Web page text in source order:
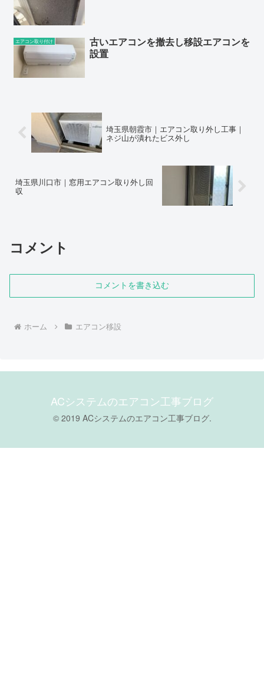
エアコン取り付け
古いエアコンを撤去し移設エアコンを
設置
埼玉県朝霞市｜エアコン取り外し工事｜
ネジ山が潰れたビス外し
埼玉県川口市｜窓用エアコン取り外し回
収
コメント
コメントを書き込む
ホーム エアコン移設
ACシステムのエアコン工事ブログ
© 2019 ACシステムのエアコン工事ブログ.